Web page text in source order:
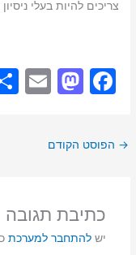
צריכים להיות בעלי
F
e
o
o
M
o
o
n
E
→ הפוסט הקודם
כתיבת תגובה
יש להתחבר למערכת